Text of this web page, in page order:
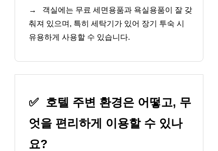
→
객실에는 무료 세면용품과 욕실용품이 잘 갖
춰져 있으며, 특히 세탁기가 있어 장기 투숙 시
유용하게 사용할 수 있습니다.
✅ 호텔 주변 환경은 어떻고, 무
엇을 편리하게 이용할 수 있나
요?